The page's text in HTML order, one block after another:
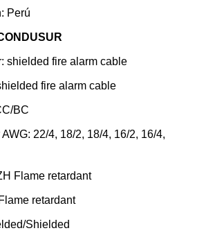
Perú
shielded fire alarm cable
fire alarm cable
BC
22/4, 18/2, 18/4, 16/2, 16/4,
Flame retardant
retardant
Shielded